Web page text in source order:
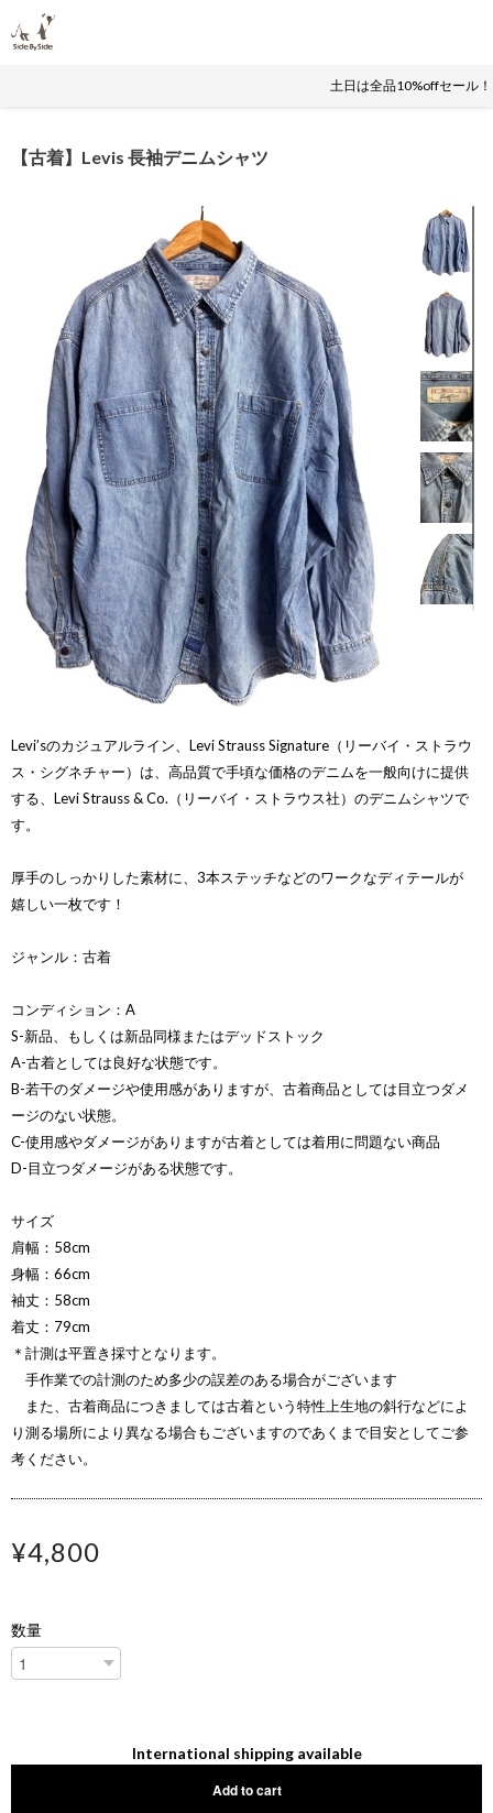
土日は全品10%offセール
【古着】Levis 長袖デニムシャツ
Levi’sのカジュアルライン、Levi Strauss Signature（リーバイ・ストラウ
ス・シグネチャー）は、高品質で手頃な価格のデニムを一般向けに提供
する、Levi Strauss & Co.（リーバイ・ストラウス社）のデニムシャツで
す。
厚手のしっかりした素材に、3本ステッチなどのワークなディテールが
嬉しい一枚です！
ジャンル：古着
コンディション：A
S-新品、もしくは新品同様またはデッドストック
A-古着としては良好な状態です。
B-若干のダメージや使用感がありますが、古着商品としては目立つダメ
ージのない状態。
C-使用感やダメージがありますが古着としては着用に問題ない商品
D-目立つダメージがある状態です。
サイズ
肩幅：58cm
身幅：66cm
袖丈：58cm
着丈：79cm
＊計測は平置き採寸となります。
手作業での計測のため多少の誤差のある場合がございます
また、古着商品につきましては古着という特性上生地の斜行などによ
り測る場所により異なる場合もございますのであくまで目安としてご参
考ください。
¥4,800
数量
International shipping available
Add to cart